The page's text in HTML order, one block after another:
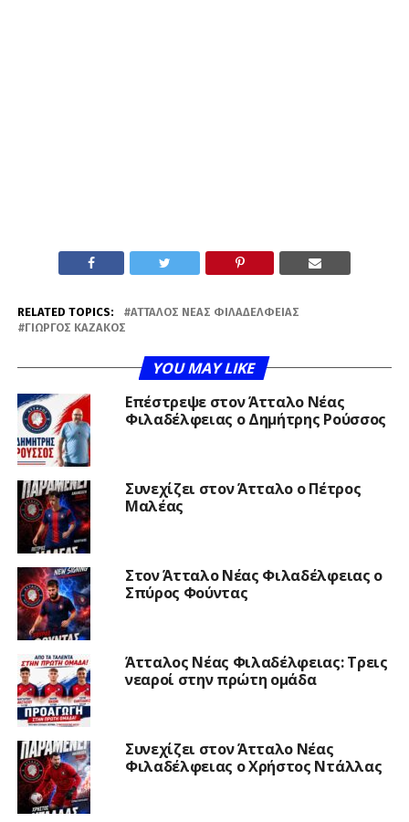
RELATED TOPICS:
ΆΤΤΑΛΟΣ ΝΈΑΣ ΦΙΛΑΔΈΛΦΕΙΑΣ
ΓΙΏΡΓΟΣ ΚΑΖΆΚΟΣ
YOU MAY LIKE
Επέστρεψε στον Άτταλο Νέας
Φιλαδέλφειας ο Δημήτρης Ρούσσος
Συνεχίζει στον Άτταλο ο Πέτρος
Μαλέας
Στον Άτταλο Νέας Φιλαδέλφειας ο
Σπύρος Φούντας
Άτταλος Νέας Φιλαδέλφειας: Τρεις
νεαροί στην πρώτη ομάδα
Συνεχίζει στον Άτταλο Νέας
Φιλαδέλφειας ο Χρήστος Ντάλλας